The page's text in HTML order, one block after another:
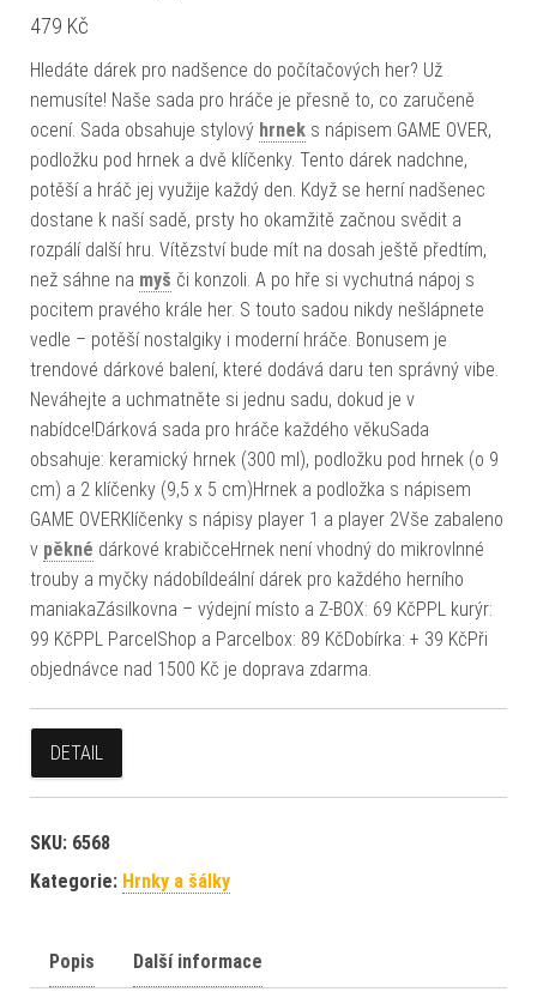
479 Kč
Hledáte dárek pro nadšence do počítačových her? Už
nemusíte! Naše sada pro hráče je přesně to, co zaručeně
ocení. Sada obsahuje stylový hrnek s nápisem GAME OVER,
podložku pod hrnek a dvě klíčenky. Tento dárek nadchne,
potěší a hráč jej využije každý den. Když se herní nadšenec
dostane k naší sadě, prsty ho okamžitě začnou svědit a
rozpálí další hru. Vítězství bude mít na dosah ještě předtím,
než sáhne na myš či konzoli. A po hře si vychutná nápoj s
pocitem pravého krále her. S touto sadou nikdy nešlápnete
vedle – potěší nostalgiky i moderní hráče. Bonusem je
trendové dárkové balení, které dodává daru ten správný vibe.
Neváhejte a uchmatněte si jednu sadu, dokud je v
nabídce!Dárková sada pro hráče každého věkuSada
obsahuje: keramický hrnek (300 ml), podložku pod hrnek (o 9
cm) a 2 klíčenky (9,5 x 5 cm)Hrnek a podložka s nápisem
GAME OVERKlíčenky s nápisy player 1 a player 2Vše zabaleno
v pěkné dárkové krabičceHrnek není vhodný do mikrovlnné
trouby a myčky nádobíIdeální dárek pro každého herního
maniakaZásilkovna – výdejní místo a Z-BOX: 69 KčPPL kurýr:
99 KčPPL ParcelShop a Parcelbox: 89 KčDobírka: + 39 KčPři
objednávce nad 1500 Kč je doprava zdarma.
DETAIL
SKU: 6568
Kategorie: Hrnky a šálky
Popis Další informace